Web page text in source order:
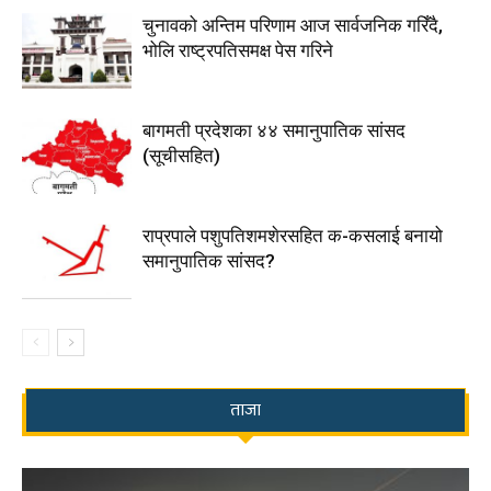
चुनावको अन्तिम परिणाम आज सार्वजनिक गरिँदै,
भोलि राष्ट्रपतिसमक्ष पेस गरिने
बागमती प्रदेशका ४४ समानुपातिक सांसद
(सूचीसहित)
राप्रपाले पशुपतिशमशेरसहित क-कसलाई बनायो
समानुपातिक सांसद?
ताजा